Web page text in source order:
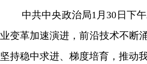
中共中央政治局1月30日下
业变革加速演进，前沿技术不断
坚持稳中求进、梯度培育，推动